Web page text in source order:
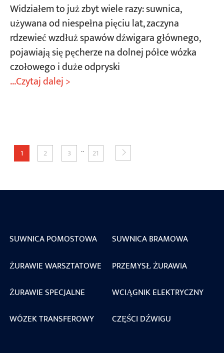
Widziałem to już zbyt wiele razy: suwnica,
używana od niespełna pięciu lat, zaczyna
rdzewieć wzdłuż spawów dźwigara głównego,
pojawiają się pęcherze na dolnej półce wózka
czołowego i duże odpryski
...Czytaj dalej >
1 2 3 .. 21
SUWNICA POMOSTOWA
SUWNICA BRAMOWA
ŻURAWIE WARSZTATOWE
PRZEMYSŁ ŻURAWIA
ŻURAWIE SPECJALNE
WCIĄGNIK ELEKTRYCZNY
WÓZEK TRANSFEROWY
CZĘŚCI DŹWIGU